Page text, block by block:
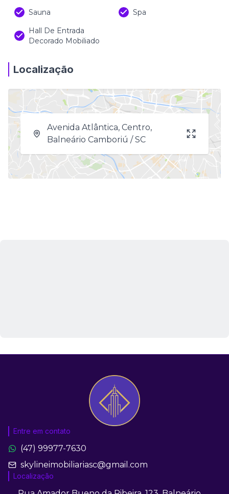
Sauna
Spa
Hall De Entrada
Decorado Mobiliado
Localização
Avenida Atlântica, Centro,
Balneário Camboriú / SC
Entre em contato
(47) 99977-7630
skylineimobiliariasc@gmail.com
Localização